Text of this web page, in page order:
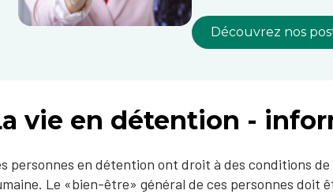
Découvrez nos
vie en détention -
personnes en détention ont droit à des conditions
Le «bien-être» général de ces personnes doit